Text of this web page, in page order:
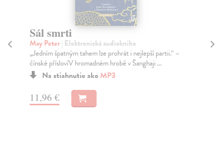
Sál smrti
May Peter| Elektronická audiokniha
„Jedním špatným tahem lze prohrát i nejlepší partii.“ –
čínské příslovíV hromadném hrobě v Šanghaji ...
Na stiahnutie akoMP3
11,96 €